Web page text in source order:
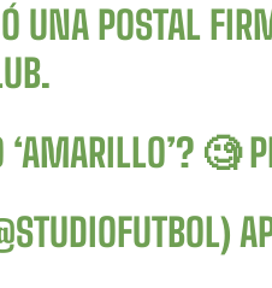
UNA POSTAL
‘AMARILLO’? 🧐